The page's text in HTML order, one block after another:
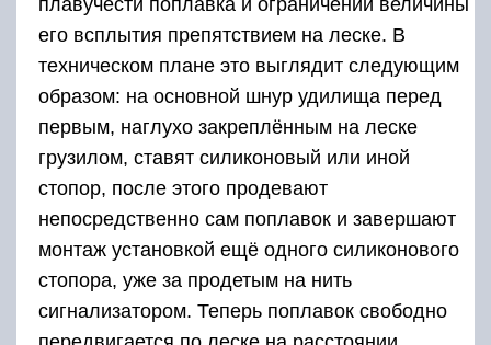
плавучести поплавка и ограничении величины
его всплытия препятствием на леске. В
техническом плане это выглядит следующим
образом: на основной шнур удилища перед
первым, наглухо закреплённым на леске
грузилом, ставят силиконовый или иной
стопор, после этого продевают
непосредственно сам поплавок и завершают
монтаж установкой ещё одного силиконового
стопора, уже за продетым на нить
сигнализатором. Теперь поплавок свободно